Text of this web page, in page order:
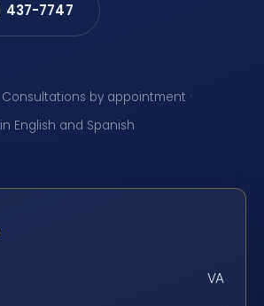
7747
Consultations by appointment ·
English and Spanish
VA